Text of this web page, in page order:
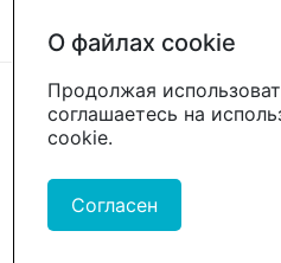
Проект в компании«Акива»
О файлах cookie
Продолжая
соглашаетесь на
cookie.
Согласен